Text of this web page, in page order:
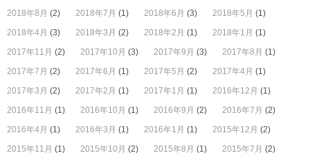
2018年8月 (2) 2018年7月 (1) 2018年6月 (3) 2018年5月 (1)
2018年4月 (3) 2018年3月 (2) 2018年2月 (1) 2018年1月 (1)
2017年11月 (2) 2017年10月 (3) 2017年9月 (3) 2017年8月 (1)
2017年7月 (2) 2017年6月 (1) 2017年5月 (2) 2017年4月 (1)
2017年3月 (2) 2017年2月 (1) 2017年1月 (1) 2016年12月 (1)
2016年11月 (1) 2016年10月 (1) 2016年9月 (2) 2016年7月 (2)
2016年4月 (1) 2016年3月 (1) 2016年1月 (1) 2015年12月 (2)
2015年11月 (1) 2015年10月 (2) 2015年8月 (1) 2015年7月 (2)